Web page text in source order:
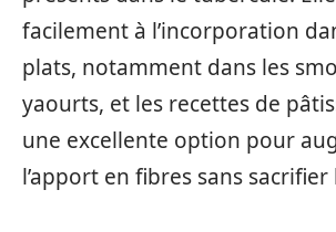
facilement à l’incorporation
plats, notamment dans les
yaourts, et les recettes de
une excellente option pour
l’apport en fibres sans